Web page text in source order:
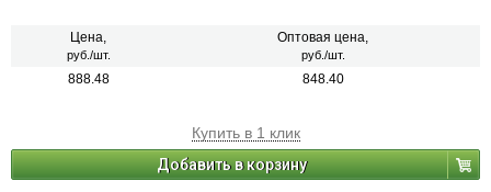
Цена,
руб./шт.
Оптовая цена,
руб./шт.
888.48 848.40
Купить в 1 клик
Добавить в корзину